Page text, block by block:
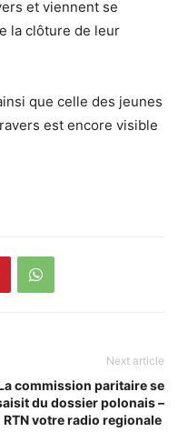
et viennent se
la clôture de leur
que celle des jeunes
est encore visible
Next article
commission paritaire se
du dossier polonais –
RTN votre radio regionale